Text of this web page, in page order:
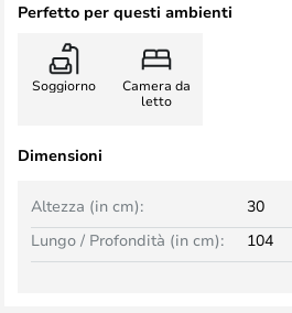
Perfetto per questi ambienti
Soggiorno
Camera da
letto
Dimensioni
Altezza (in cm):
30
Lungo / Profondità (in cm):
104